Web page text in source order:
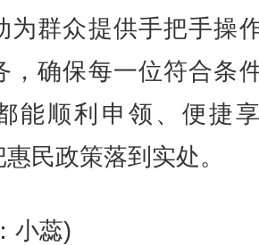
为群众提供手把手操
，确保每一位符合条
能顺利申领、便捷
民政策落到实处。
蕊)